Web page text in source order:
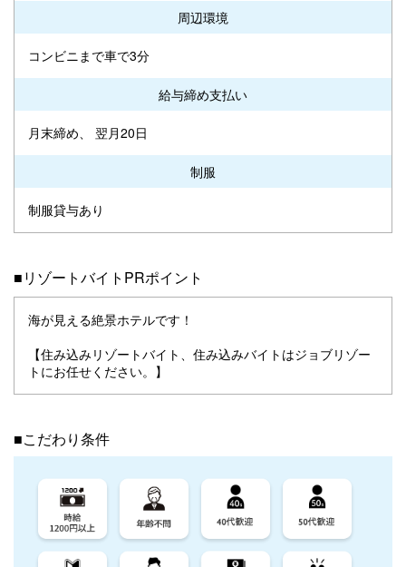
周辺環境
コンビニまで車で3分
給与締め支払い
月末締め、 翌月20日
制服
制服貸与あり
■リゾートバイトPRポイント
海が見える絶景ホテルです！
【住み込みリゾートバイト、住み込みバイトはジョブリゾー
トにお任せください。】
■こだわり条件